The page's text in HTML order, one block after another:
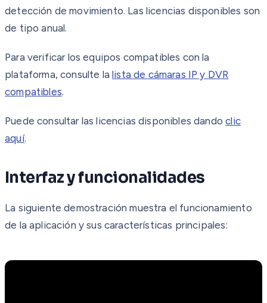
detección de movimiento. Las licencias disponibles son
de tipo anual.
Para verificar los equipos compatibles con la
plataforma, consulte lalista de cámaras IP y DVR
compatibles.
Puede consultar las licencias disponibles dandoclic
aquí.
Interfaz y funcionalidades
La siguiente demostración muestra el funcionamiento
de la aplicación y sus características principales: